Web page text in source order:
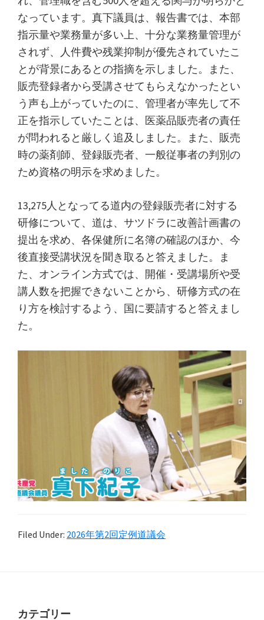
なっています。真下議員は、報告書では、本部
指示量や業務量が多い上、十分な業務量管理が
されず、人件費や残業抑制が優先されていたこ
とが背景にあるとの指摘を示しました。また、
販売登録者から受講させてもらえなかったとい
う声も上がっていたのに、管理者が率先して不
正を指示していたことは、医薬品販売者の責任
が問われると厳しく追及しました。また、販売
時の薬剤師、登録販売者、一般従事者の判別の
ため資格の明示を求めました。
13,275人となってる道内の登録販売者に対する
研修について、道は、サツドラに改善計画書の
提出を求め、各保健所に名簿の確認のほか、今
後直接受講状況を聞き取ると答えました。ま
た、オンライン方式では、開催・受講場所や受
講人数を把握できないことから、研修方式の在
り方を検討するよう、国に要請すると答えまし
た。
Filed Under: 2026年第2回定例道議会
カテゴリー